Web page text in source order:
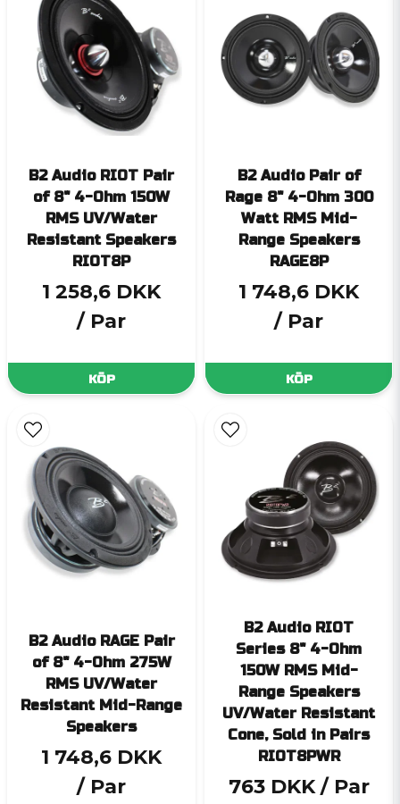
B2 Audio RIOT Pair
of 8" 4-Ohm 150W
RMS UV/Water
Resistant Speakers
RIOT8P
1 258,6 DKK
/ Par
KÖP
B2 Audio Pair of
Rage 8" 4-Ohm 300
Watt RMS Mid-
Range Speakers
RAGE8P
1 748,6 DKK
/ Par
KÖP
B2 Audio RAGE Pair
of 8" 4-Ohm 275W
RMS UV/Water
Resistant Mid-Range
Speakers
1 748,6 DKK
/ Par
B2 Audio RIOT
Series 8" 4-Ohm
150W RMS Mid-
Range Speakers
UV/Water Resistant
Cone, Sold in Pairs
RIOT8PWR
763 DKK / Par